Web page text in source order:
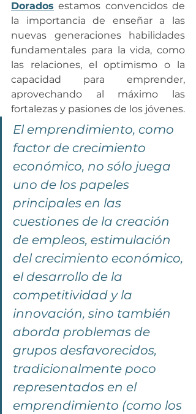
Dorados estamos convencidos de
la importancia de enseñar a las
nuevas generaciones habilidades
fundamentales para la vida, como
las relaciones, el optimismo o la
capacidad para emprender,
aprovechando al máximo las
fortalezas y pasiones de los jóvenes.
El emprendimiento, como
factor de crecimiento
económico, no sólo juega
uno de los papeles
principales en las
cuestiones de la creación
de empleos, estimulación
del crecimiento económico,
el desarrollo de la
competitividad y la
innovación, sino también
aborda problemas de
grupos desfavorecidos,
tradicionalmente poco
representados en el
emprendimiento (como los